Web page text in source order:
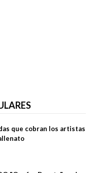
que cobran los artistas